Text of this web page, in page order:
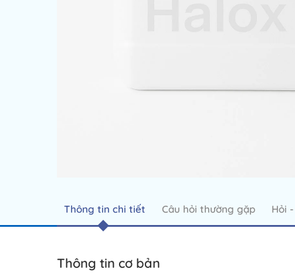
Thông tin chi tiết Câu hỏi thường gặp Hỏi
Thông tin cơ bản